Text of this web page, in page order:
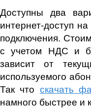
Доступны два
интернет-доступ
подключения.
с учетом НДС и
зависит от
используемого
Так что скачать
намного быстрее и